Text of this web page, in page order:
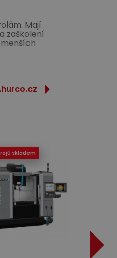
Mají
zaškolení
skladem